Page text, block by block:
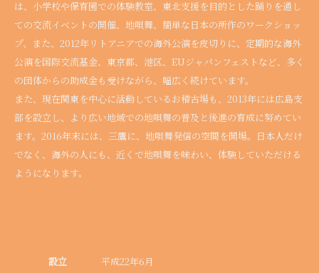
は、小学校や保育園での体験教室、東北支援を目的とした踊りを通し
ての交流イベントの開催、地唄舞、簡単な日本の所作のワークショッ
プ、また、2012年リトアニアでの海外公演を皮切りに、定期的な海外
公演を国際交流基金、東京都、港区、EUジャパンフェストなど、多く
の団体からの助成金も受けながら、幅広く続けています。
また、現在関東を中心に活動しているお稽古場も、2013年には広島支
部を設立し、より広い地域での地唄舞の普及と後進の育成に努めてい
ます。2016年末には、三鷹に、地唄舞発信の空間を開場。日本人だけ
でなく、海外の人にも、近くで地唄舞を味わい、体験していただける
ようになります。
設立 平成22年6月